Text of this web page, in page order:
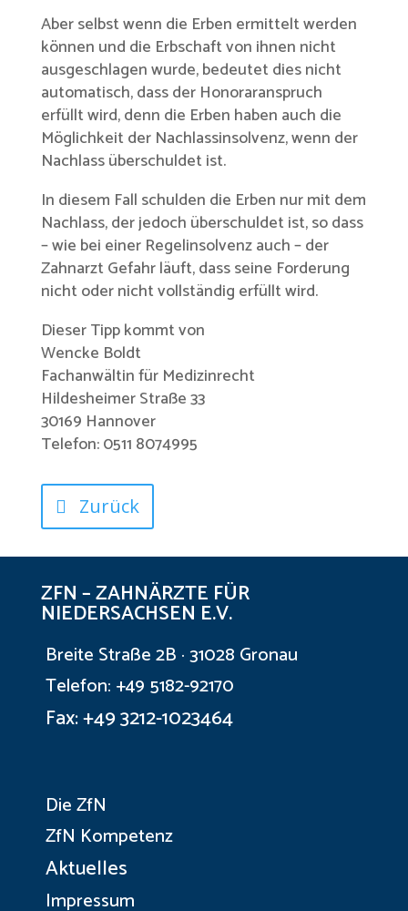
Aber selbst wenn die Erben ermittelt werden
können und die Erbschaft von ihnen nicht
ausgeschlagen wurde, bedeutet dies nicht
automatisch, dass der Honoraranspruch
erfüllt wird, denn die Erben haben auch die
Möglichkeit der Nachlassinsolvenz, wenn der
Nachlass überschuldet ist.
In diesem Fall schulden die Erben nur mit dem
Nachlass, der jedoch überschuldet ist, so dass
– wie bei einer Regelinsolvenz auch – der
Zahnarzt Gefahr läuft, dass seine Forderung
nicht oder nicht vollständig erfüllt wird.
Dieser Tipp kommt von
Wencke Boldt
Fachanwältin für Medizinrecht
Hildesheimer Straße 33
30169 Hannover
Telefon: 0511 8074995
Zurück
ZFN – ZAHNÄRZTE FÜR
NIEDERSACHSEN E.V.
Breite Straße 2B · 31028 Gronau
Telefon: +49 5182-92170
Fax: +49 3212-1023464
Die ZfN
ZfN Kompetenz
Aktuelles
Impressum